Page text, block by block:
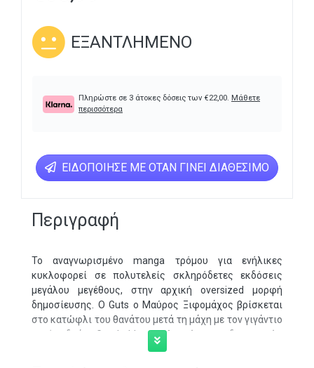
ΕΞΑΝΤΛΗΜΈΝΟ
Πληρώστε σε 3 άτοκες δόσεις των €22,00. Μάθετε
περισσότερα
ΕΙΔΟΠΟΊΗΣΕ ΜΕ ΌΤΑΝ ΓΊΝΕΙ ΔΙΑΘΈΣΙΜΟ
Περιγραφή
Το αναγνωρισμένο manga τρόμου για ενήλικες
κυκλοφορεί σε πολυτελείς σκληρόδετες εκδόσεις
μεγάλου μεγέθους, στην αρχική oversized μορφή
δημοσίευσης. Ο Guts ο Μαύρος Ξιφομάχος βρίσκεται
στο κατώφλι του θανάτου μετά τη μάχη με τον γιγάντιο
ιππότη δράκο Grunbeld και τη λεγεώνα των δαιμονικών
Αποστόλων του, όμως η μάγισσα Schierke έχει ένα